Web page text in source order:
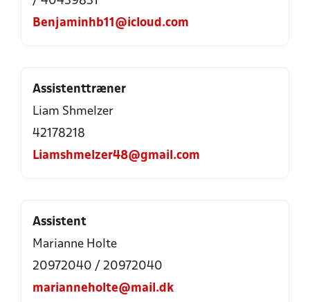
Benjaminhb11@icloud.com
Assistenttræner
Liam Shmelzer
42178218
Liamshmelzer48@gmail.com
Assistent
Marianne Holte
20972040 / 20972040
marianneholte@mail.dk